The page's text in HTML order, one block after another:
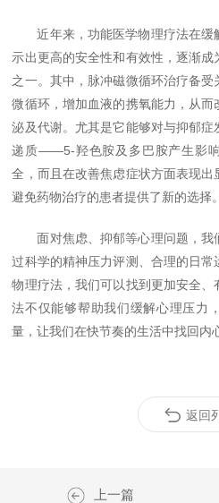
近年来，功能医学物理疗法在缓
示出更高的安全性和有效性，逐渐
之一。其中，脉冲磁微循环治疗备
微循环，增加血液的携氧能力，从
泌及代谢。尤其是它能够对与抑郁
递质——5-羟色胺及多巴胺产生影
全，而且在改善焦虑症状方面表现
避免药物治疗的患者提供了新的选择。
面对焦虑、抑郁等心理问题，我
过科学的精神压力评测、合理的日
物理疗法，我们可以找到更加安全
法不仅能够帮助我们缓解心理压力
量，让我们在快节奏的生活中找回内
返回
上一篇